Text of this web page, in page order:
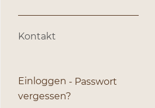
Kontakt
Einloggen
Passwort
vergessen?